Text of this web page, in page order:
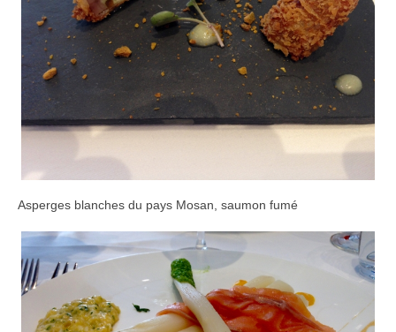
Asperges blanches du pays Mosan, saumon fumé